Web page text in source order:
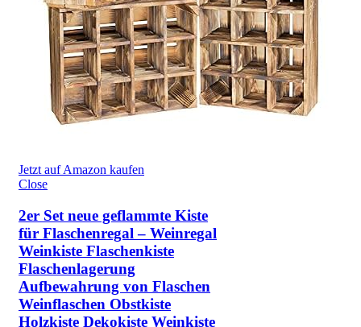
Jetzt auf Amazon kaufen
Close
2er Set neue geflammte Kiste
für Flaschenregal – Weinregal
Weinkiste Flaschenkiste
Flaschenlagerung
Aufbewahrung von Flaschen
Weinflaschen Obstkiste
Holzkiste Dekokiste Weinkiste